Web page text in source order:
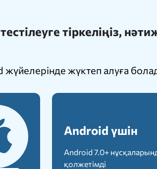
тіркеліңіз,
жүктеп алуға
Android үшін
Android 7.0+
қолжетімді